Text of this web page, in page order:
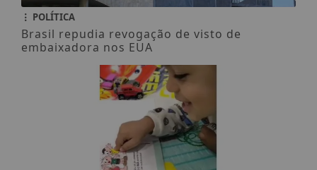
POLÍTICA
Brasil repudia revogação de visto de
embaixadora nos EUA